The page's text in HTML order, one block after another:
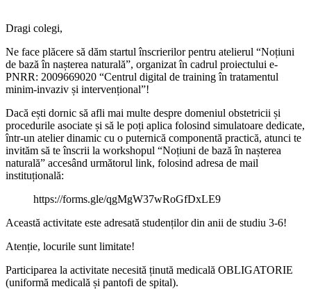
Dragi colegi,
Ne face plăcere să dăm startul înscrierilor pentru atelierul “Noțiuni
de bază în nașterea naturală”, organizat în cadrul proiectului e-
PNRR: 2009669020 “Centrul digital de training în tratamentul
minim-invaziv și intervențional”!
Dacă ești dornic să afli mai multe despre domeniul obstetricii și
procedurile asociate și să le poți aplica folosind simulatoare dedicate,
într-un atelier dinamic cu o puternică componentă practică, atunci te
invităm să te înscrii la workshopul “Noțiuni de bază în nașterea
naturală” accesând următorul link, folosind adresa de mail
instituțională:
https://forms.gle/qgMgW37wRoGfDxLE9
Această activitate este adresată studenților din anii de studiu 3-6!
Atenție, locurile sunt limitate!
Participarea la activitate necesită ținută medicală OBLIGATORIE
(uniformă medicală și pantofi de spital).